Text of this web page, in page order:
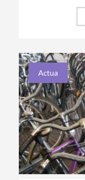
Actua